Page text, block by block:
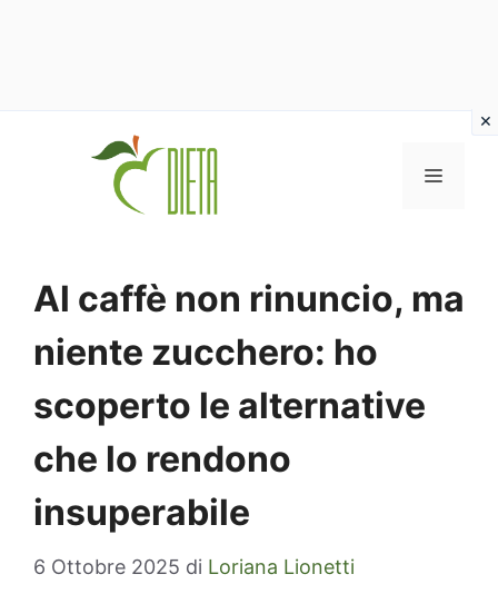
MENU
Al caffè non rinuncio, ma
niente zucchero: ho
scoperto le alternative
che lo rendono
insuperabile
6 Ottobre 2025 di Loriana Lionetti